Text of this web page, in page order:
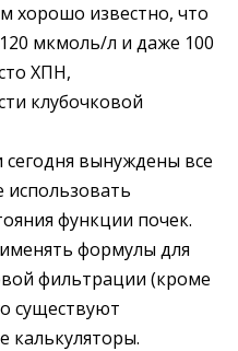
хорошо известно, что
мкмоль/л и даже 100
ХПН,
клубочковой
вынуждены все
функции почек.
формулы для
фильтрации (кроме
существуют
калькуляторы.